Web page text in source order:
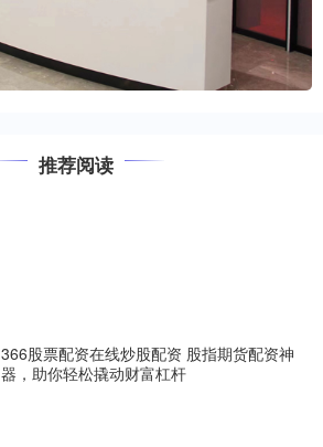
推荐阅读
366股票配资在线炒股配资 股指期货配资神
器，助你轻松撬动财富杠杆